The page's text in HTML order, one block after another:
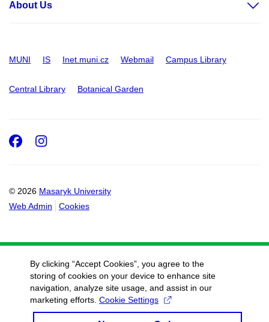
About Us
MUNI IS Inet.muni.cz Webmail Campus Library
Central Library Botanical Garden
© 2026 Masaryk University
Web Admin
Cookies
Facebook
Instagram
By clicking “Accept Cookies”, you agree to the
storing of cookies on your device to enhance site
navigation, analyze site usage, and assist in our
marketing efforts. Cookie Settings